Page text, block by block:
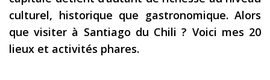
LA carte bancaire
voyage !
Louer une voiture !
culturel, historique que gastronomique. Alors
que visiter à Santiago du Chili ? Voici mes 20
lieux et activités phares.